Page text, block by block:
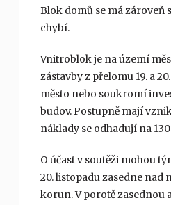
Blok domů se má
chybí.
Vnitroblok je na území
zástavby z přelomu 19. a
město nebo soukromí
budov. Postupně mají
náklady se odhadují na
O účast v soutěži mohou
20. listopadu zasedne nad
korun. V porotě zasednou